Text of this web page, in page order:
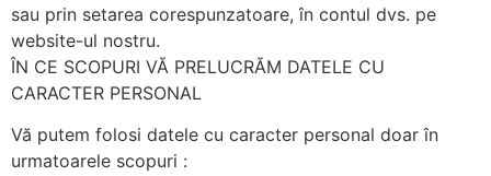
sau prin setarea corespunzatoare, în contul dvs. pe
website-ul nostru.
ÎN CE SCOPURI VĂ PRELUCRĂM DATELE CU
CARACTER PERSONAL
Vă putem folosi datele cu caracter personal doar în
urmatoarele scopuri :